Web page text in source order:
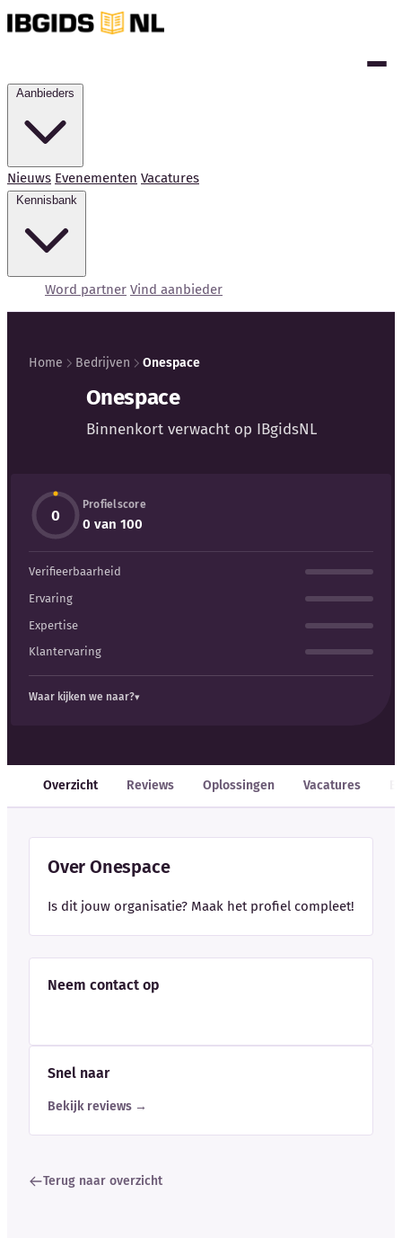
Nieuws Evenementen Vacatures
Word partner Vind aanbieder
Kennisbank
Blog
Bedrijfsupdates
Externe bronnen
Auteurs
Home Bedrijven Onespace
Onespace
Binnenkort verwacht op IBgidsNL
0
Profielscore
0 van 100
Verifieerbaarheid
Ervaring
Expertise
Klantervaring
Waar kijken we naar?
Overzicht Reviews Oplossingen Vacatures
Over Onespace
Is dit jouw organisatie? Maak het profiel compleet!
Neem contact op
Snel naar
Bekijk reviews →
Terug naar overzicht